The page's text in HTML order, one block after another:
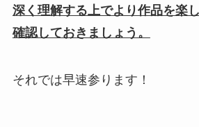
深く理解する上でより作品を楽
確認しておきましょう。
それでは早速参ります！